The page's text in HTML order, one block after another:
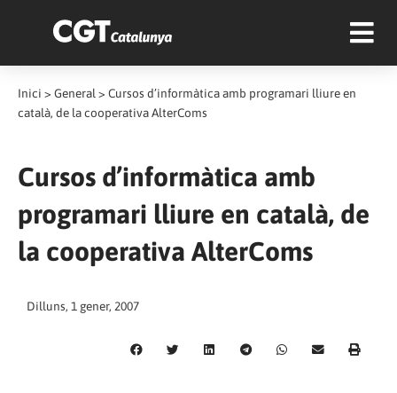
Inici > General > Cursos d’informàtica amb programari lliure en
català, de la cooperativa AlterComs
Cursos d’informàtica amb
programari lliure en català, de
la cooperativa AlterComs
Dilluns, 1 gener, 2007